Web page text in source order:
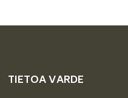
TIETOA VARDE